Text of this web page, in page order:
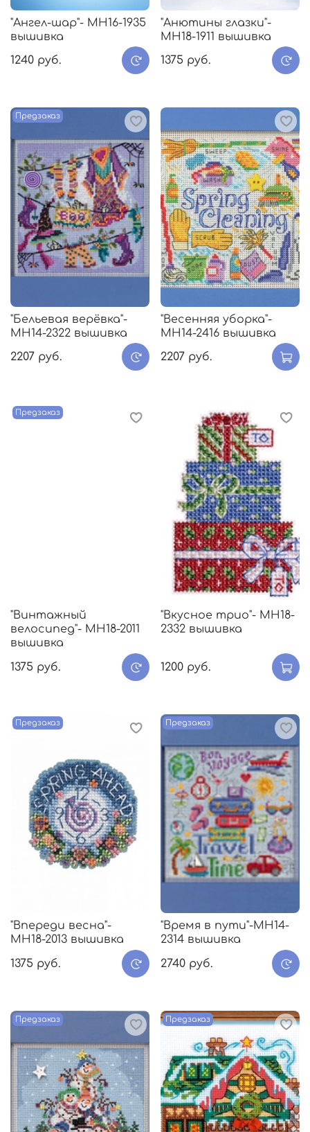
"Ангел-шар"- МH16-1935
вышивка
1240 руб.
"Анютины глазки"-
МH18-1911 вышивка
1375 руб.
Предзаказ
"Бельевая верёвка"-
MH14-2322 вышивка
2207 руб.
"Весенняя уборка"-
MH14-2416 вышивка
2207 руб.
Предзаказ
"Винтажный
велосипед"- МH18-2011
вышивка
1375 руб.
"Вкусное трио"- МH18-
2332 вышивка
1200 руб.
Предзаказ
"Впереди весна"-
МH18-2013 вышивка
1375 руб.
Предзаказ
"Время в пути"-MH14-
2314 вышивка
2740 руб.
Предзаказ Предзаказ